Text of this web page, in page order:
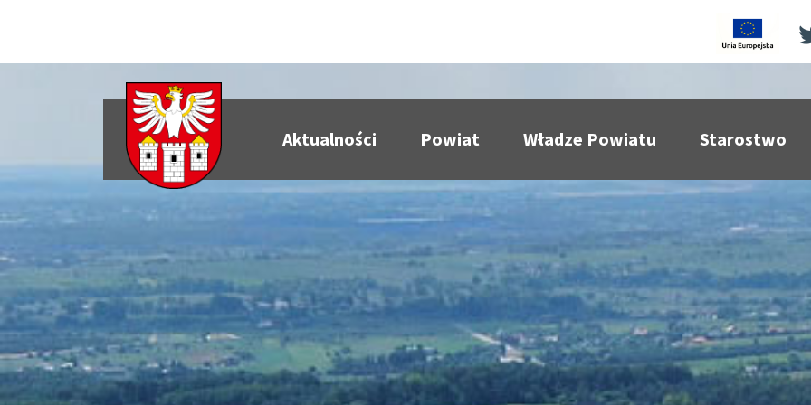
Aktualności pokaż podmenu dla
Powiat pokaż podmenu dla
Władze Powiatu pokaż
Starostwo